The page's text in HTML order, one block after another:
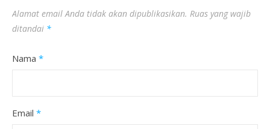
Alamat email Anda tidak akan dipublikasikan. Ruas yang wajib
ditandai *
Nama *
Email *